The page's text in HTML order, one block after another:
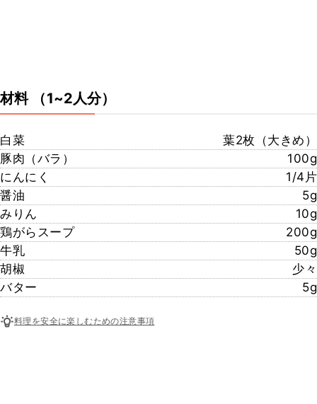
材料 （1~2人分）
白菜
葉2枚（大きめ）
豚肉（バラ）
100g
にんにく
1/4片
醤油
5g
みりん
10g
鶏がらスープ
200g
牛乳
50g
胡椒
少々
バター
5g
料理を安全に楽しむための注意事項